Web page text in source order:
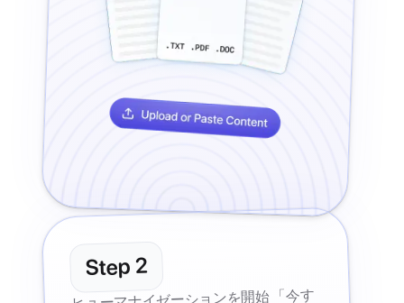
Step 2